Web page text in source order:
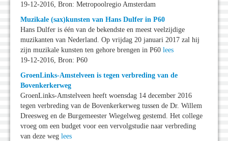
19-12-2016, Bron: Metropoolregio Amsterdam
Muzikale (sax)kunsten van Hans Dulfer in P60
Hans Dulfer is één van de bekendste en meest veelzijdige
muzikanten van Nederland. Op vrijdag 20 januari 2017 zal hij
zijn muzikale kunsten ten gehore brengen in P60 lees
19-12-2016, Bron: P60
GroenLinks-Amstelveen is tegen verbreding van de
Bovenkerkerweg
GroenLinks-Amstelveen heeft woensdag 14 december 2016
tegen verbreding van de Bovenkerkerweg tussen de Dr. Willem
Dreesweg en de Burgemeester Wiegelweg gestemd. Het college
vroeg om een budget voor een vervolgstudie naar verbreding
van deze weg lees